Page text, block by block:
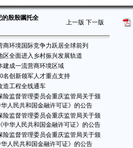
的殷殷嘱托全
上一版 下一版
商环境国际竞争力跃居全球前列
区全面进入乡村振兴发展轨道
建成一流营商环境区域
名创新领军人才重点支持
造工程全线通车
险监督管理委员会重庆监管局关于颁
人民共和国金融许可证》的公告
险监督管理委员会重庆监管局关于颁
中华人民共和国金融许可证》的公告
险监督管理委员会重庆监管局关于颁
人民共和国金融许可证》的公告